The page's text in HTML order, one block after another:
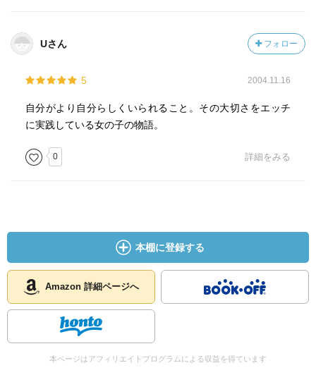
Uさん フォロー
5 2004.11.16
自分がより自分らしくいられること。その大切さをエッチ
に実践している女の子の物語。
0 詳細をみる
本棚に登録する
Amazon 詳細ページへ
本ページはアフィリエイトプログラムによる収益を得ています